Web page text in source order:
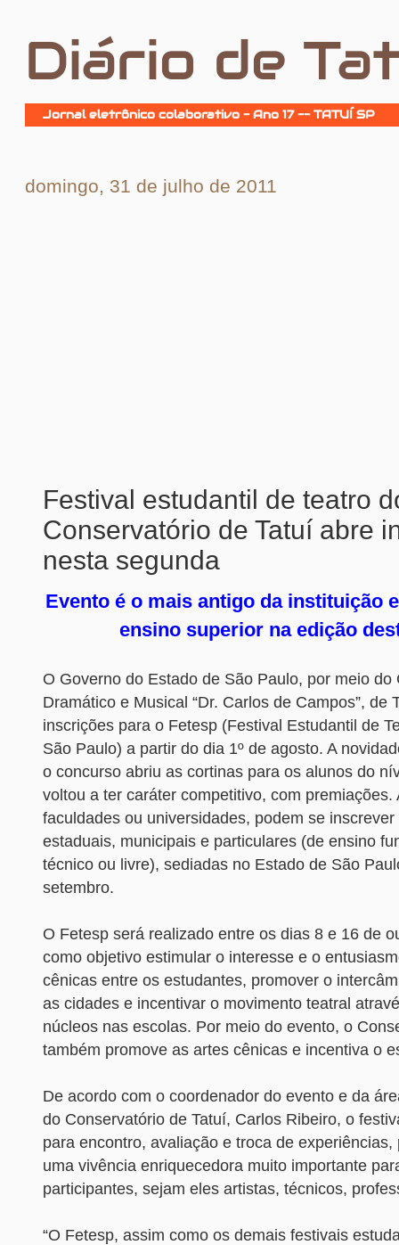
Diário de
Jornal eletrônico colaborativo - Ano 17 -- TATUÍ SP
domingo, 31 de julho de 2011
Festival estudantil de teatro
Conservatório de Tatuí abre
nesta segunda
Evento é o mais antigo da instituição
ensino superior na edição
O Governo do Estado de São Paulo, por meio do
Dramático e Musical “Dr. Carlos de Campos”, de
inscrições para o Fetesp (Festival Estudantil de
São Paulo) a partir do dia 1º de agosto. A
o concurso abriu as cortinas para os alunos do
voltou a ter caráter competitivo, com premiações.
faculdades ou universidades, podem se inscrever
estaduais, municipais e particulares (de ensino
técnico ou livre), sediadas no Estado de São
setembro.
O Fetesp será realizado entre os dias 8 e 16 de
como objetivo estimular o interesse e o
cênicas entre os estudantes, promover o
as cidades e incentivar o movimento teatral
núcleos nas escolas. Por meio do evento, o
também promove as artes cênicas e incentiva o
De acordo com o coordenador do evento e da
do Conservatório de Tatuí, Carlos Ribeiro, o
para encontro, avaliação e troca de experiências,
uma vivência enriquecedora muito importante
participantes, sejam eles artistas, técnicos,
“O Fetesp, assim como os demais festivais